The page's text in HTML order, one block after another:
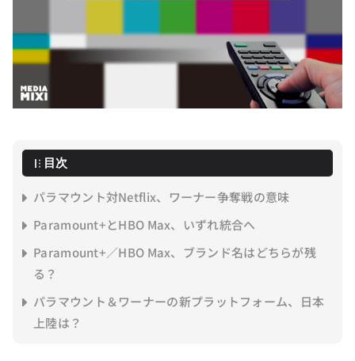
目次
パラマウント対Netflix、ワーナー争奪戦の意味
Paramount+とHBO Max、いずれ統合へ
Paramount+／HBO Max、ブランド名はどちらが残
る？
パラマウント＆ワーナーの新プラットフォーム、日本
上陸は？